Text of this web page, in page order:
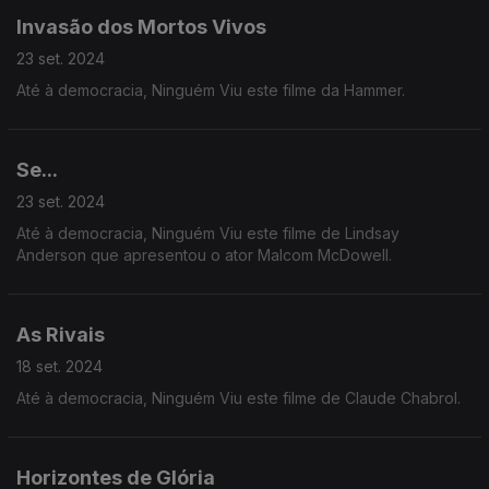
Invasão dos Mortos Vivos
23 set. 2024
Até à democracia, Ninguém Viu este filme da Hammer.
Se...
23 set. 2024
Até à democracia, Ninguém Viu este filme de Lindsay
Anderson que apresentou o ator Malcom McDowell.
As Rivais
18 set. 2024
Até à democracia, Ninguém Viu este filme de Claude Chabrol.
Horizontes de Glória